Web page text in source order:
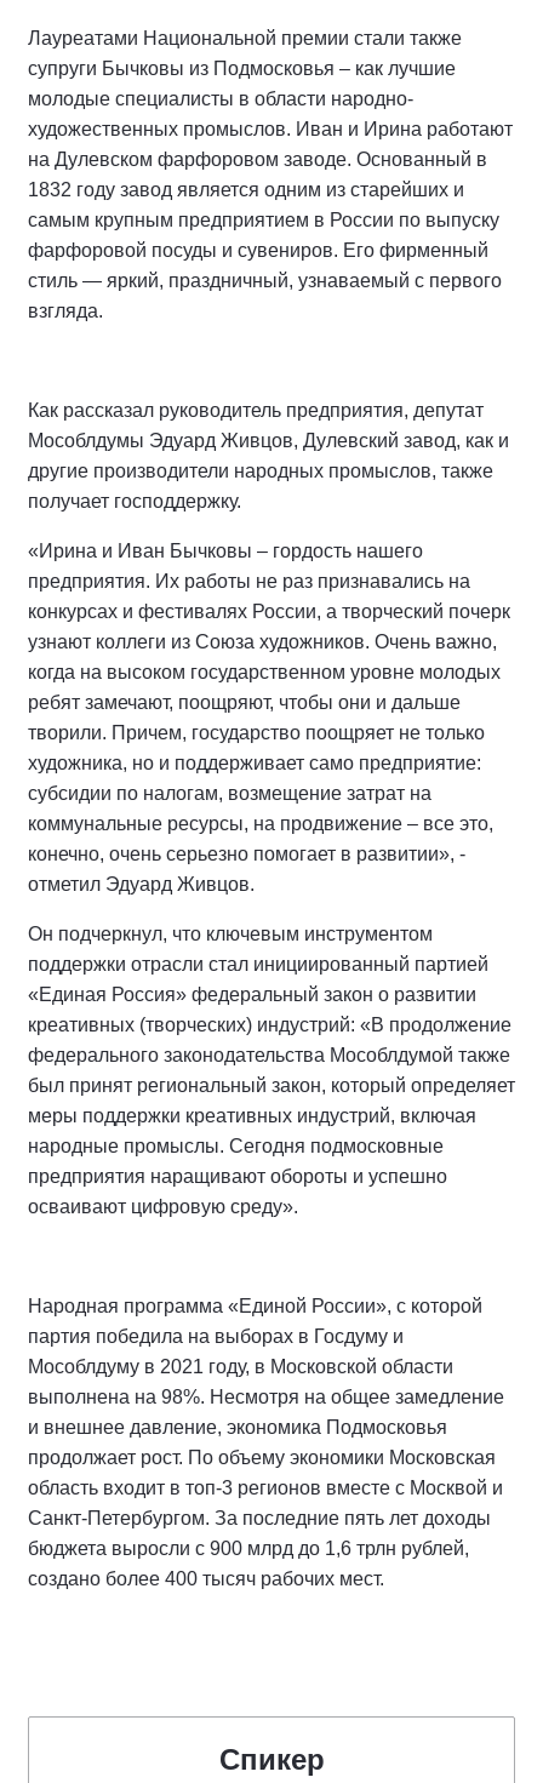
Лауреатами Национальной премии стали также
супруги Бычковы из Подмосковья – как лучшие
молодые специалисты в области народно-
художественных промыслов. Иван и Ирина работают
на Дулевском фарфоровом заводе. Основанный в
1832 году завод является одним из старейших и
самым крупным предприятием в России по выпуску
фарфоровой посуды и сувениров. Его фирменный
стиль — яркий, праздничный, узнаваемый с первого
взгляда.
Как рассказал руководитель предприятия, депутат
Мособлдумы Эдуард Живцов, Дулевский завод, как и
другие производители народных промыслов, также
получает господдержку.
«Ирина и Иван Бычковы – гордость нашего
предприятия. Их работы не раз признавались на
конкурсах и фестивалях России, а творческий почерк
узнают коллеги из Союза художников. Очень важно,
когда на высоком государственном уровне молодых
ребят замечают, поощряют, чтобы они и дальше
творили. Причем, государство поощряет не только
художника, но и поддерживает само предприятие:
субсидии по налогам, возмещение затрат на
коммунальные ресурсы, на продвижение – все это,
конечно, очень серьезно помогает в развитии», -
отметил Эдуард Живцов.
Он подчеркнул, что ключевым инструментом
поддержки отрасли стал инициированный партией
«Единая Россия» федеральный закон о развитии
креативных (творческих) индустрий: «В продолжение
федерального законодательства Мособлдумой также
был принят региональный закон, который определяет
меры поддержки креативных индустрий, включая
народные промыслы. Сегодня подмосковные
предприятия наращивают обороты и успешно
осваивают цифровую среду».
Народная программа «Единой России», с которой
партия победила на выборах в Госдуму и
Мособлдуму в 2021 году, в Московской области
выполнена на 98%. Несмотря на общее замедление
и внешнее давление, экономика Подмосковья
продолжает рост. По объему экономики Московская
область входит в топ-3 регионов вместе с Москвой и
Санкт-Петербургом. За последние пять лет доходы
бюджета выросли с 900 млрд до 1,6 трлн рублей,
создано более 400 тысяч рабочих мест.
Спикер